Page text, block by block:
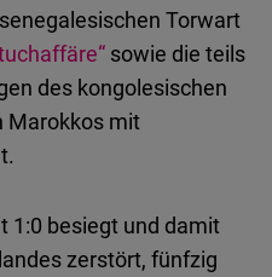
Torwart
sowie die teils
des kongolesischen
Marokkos mit
1:0 besiegt und damit
zerstört, fünfzig